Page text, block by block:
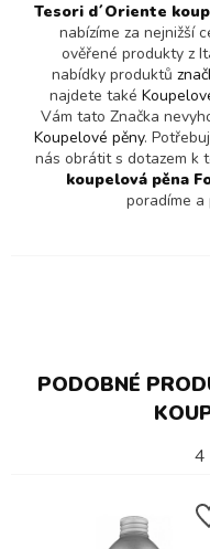
Tesori d´Oriente
nabízíme za nejnižší
ověřené produkty z
nabídky produktů
najdete také
Vám tato Značka
Koupelové pěny.
nás obrátit s dotazem k
koupelová pěna
poradíme a
PODOBNÉ
4